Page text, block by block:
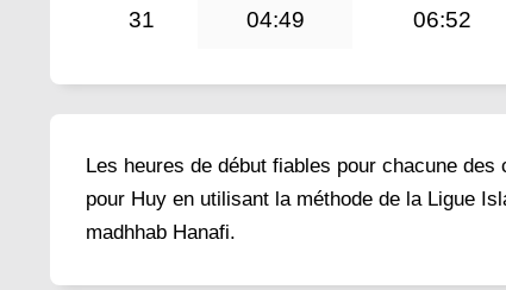
31 04:49 06:52
Les heures de début fiables pour chacune
pour Huy en utilisant la méthode de la Ligue
madhhab Hanafi.